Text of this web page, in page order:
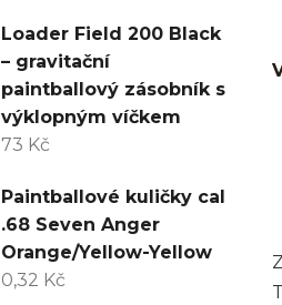
Loader Field 200 Black
– gravitační
paintballový zásobník s
výklopným víčkem
73 Kč
Paintballové kuličky cal
.68 Seven Anger
Orange/Yellow-Yellow
0,32 Kč